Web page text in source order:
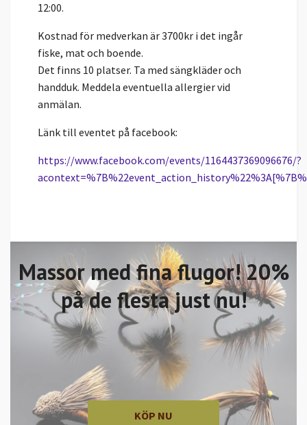
Massor med fina flugor! 20%
på de flesta just nu!
KÖP NU
12:00.
Kostnad för medverkan är 3700kr i det ingår
fiske, mat och boende.
Det finns 10 platser. Ta med sängkläder och
handduk. Meddela eventuella allergier vid
anmälan.
Länk till eventet på facebook:
https://www.facebook.com/events/1164437369096676/?